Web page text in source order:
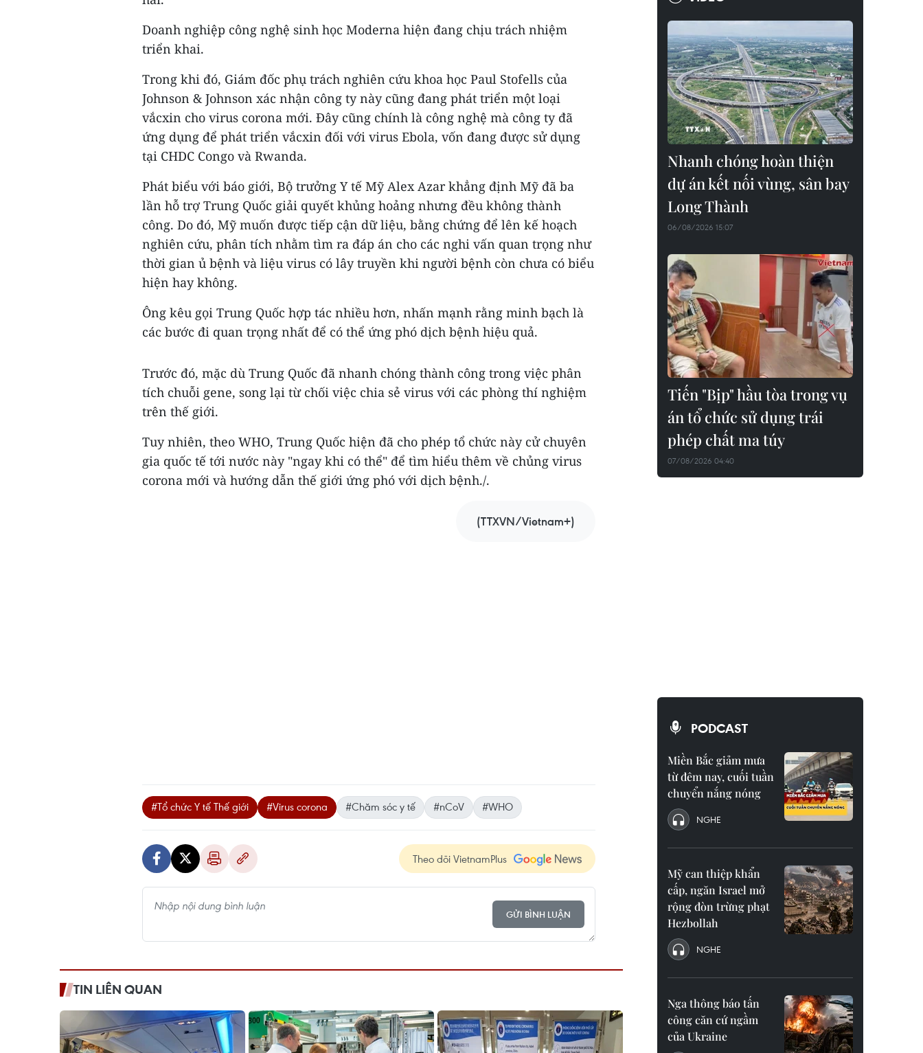
Doanh nghiệp công nghệ sinh học Moderna hiện đang chịu trách nhiệm
triển khai.
Trong khi đó, Giám đốc phụ trách nghiên cứu khoa học Paul Stofells của
Johnson & Johnson xác nhận công ty này cũng đang phát triển một loại
vắcxin cho virus corona mới. Đây cũng chính là công nghệ mà công ty đã
ứng dụng để phát triển vắcxin đối với virus Ebola, vốn đang được sử dụng
tại CHDC Congo và Rwanda.
Phát biểu với báo giới, Bộ trưởng Y tế Mỹ Alex Azar khẳng định Mỹ đã ba
lần hỗ trợ Trung Quốc giải quyết khủng hoảng nhưng đều không thành
công. Do đó, Mỹ muốn được tiếp cận dữ liệu, bằng chứng để lên kế hoạch
nghiên cứu, phân tích nhằm tìm ra đáp án cho các nghi vấn quan trọng như
thời gian ủ bệnh và liệu virus có lây truyền khi người bệnh còn chưa có biểu
hiện hay không.
Ông kêu gọi Trung Quốc hợp tác nhiều hơn, nhấn mạnh rằng minh bạch là
các bước đi quan trọng nhất để có thể ứng phó dịch bệnh hiệu quả.
Trước đó, mặc dù Trung Quốc đã nhanh chóng thành công trong việc phân
tích chuỗi gene, song lại từ chối việc chia sẻ virus với các phòng thí nghiệm
trên thế giới.
Tuy nhiên, theo WHO, Trung Quốc hiện đã cho phép tổ chức này cử chuyên
gia quốc tế tới nước này "ngay khi có thể" để tìm hiểu thêm về chủng virus
corona mới và hướng dẫn thế giới ứng phó với dịch bệnh./.
(TTXVN/Vietnam+)
#Tổ chức Y tế Thế giới #Virus corona #Chăm sóc y tế #nCoV #WHO
Theo dõi VietnamPlus
GỬI BÌNH LUẬN
TIN LIÊN QUAN
Nhanh chóng hoàn thiện
dự án kết nối vùng, sân bay
Long Thành
06/08/2026 15:07
Tiến "Bịp" hầu tòa trong vụ
án tổ chức sử dụng trái
phép chất ma túy
07/08/2026 04:40
PODCAST
Miền Bắc giảm mưa
từ đêm nay, cuối tuần
chuyển nắng nóng
NGHE
Mỹ can thiệp khẩn
cấp, ngăn Israel mở
rộng đòn trừng phạt
Hezbollah
NGHE
Nga thông báo tấn
công căn cứ ngầm
của Ukraine